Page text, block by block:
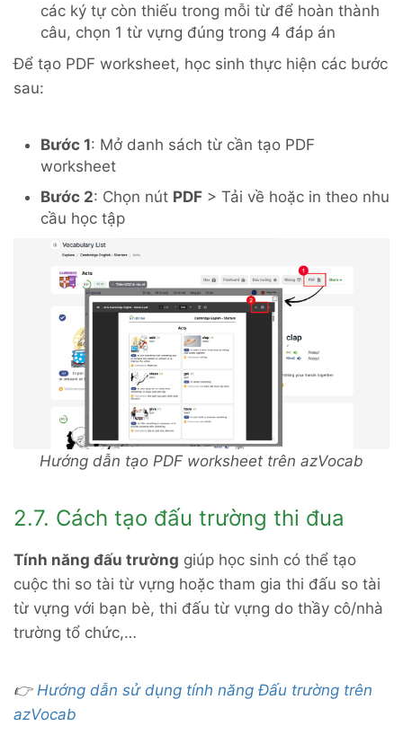
các ký tự còn thiếu trong mỗi từ để hoàn thành
câu, chọn 1 từ vựng đúng trong 4 đáp án
Để tạo PDF worksheet, học sinh thực hiện các bước
sau:
Bước 1: Mở danh sách từ cần tạo PDF
worksheet
Bước 2: Chọn nút PDF > Tải về hoặc in theo nhu
cầu học tập
Hướng dẫn tạo PDF worksheet trên azVocab
2.7. Cách tạo đấu trường thi đua
Tính năng đấu trường giúp học sinh có thể tạo
cuộc thi so tài từ vựng hoặc tham gia thi đấu so tài
từ vựng với bạn bè, thi đấu từ vựng do thầy cô/nhà
trường tổ chức,…
👉 Hướng dẫn sử dụng tính năng Đấu trường trên
azVocab